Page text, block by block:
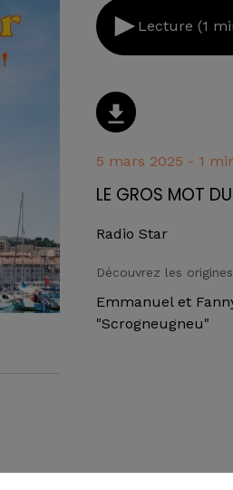
Lecture (1
5 mars 2025 - 1
LE GROS MOT
Radio Star
Découvrez les
Emmanuel et
"Scrogneugneu"